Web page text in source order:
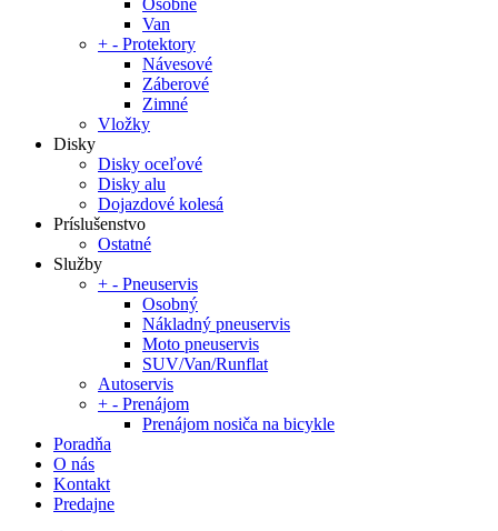
Osobné
Van
+ - Protektory
Návesové
Záberové
Zimné
Vložky
Disky
Disky oceľové
Disky alu
Dojazdové kolesá
Príslušenstvo
Ostatné
Služby
+ - Pneuservis
Osobný
Nákladný pneuservis
Moto pneuservis
SUV/Van/Runflat
Autoservis
+ - Prenájom
Prenájom nosiča na bicykle
Poradňa
O nás
Kontakt
Predajne